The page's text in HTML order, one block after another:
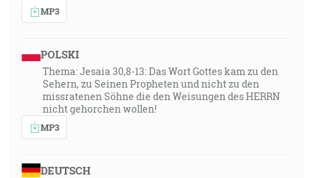
MP3
POLSKI
Thema: Jesaia 30,8-13: Das Wort Gottes kam zu den
Sehern, zu Seinen Propheten und nicht zu den
missratenen Söhne die den Weisungen des HERRN
nicht gehorchen wollen!
MP3
DEUTSCH